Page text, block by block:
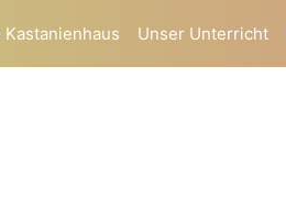
Kastanienhaus Unser Unterricht